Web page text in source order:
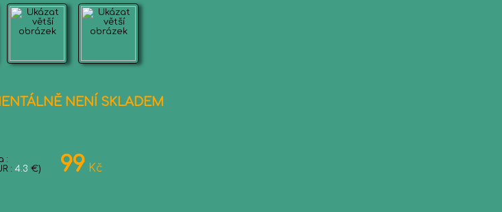
NENÍ SKLADEM
:
: 4.3 €) 99 Kč